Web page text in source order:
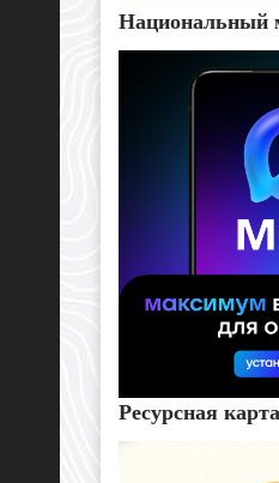
Национальный
Ресурсная